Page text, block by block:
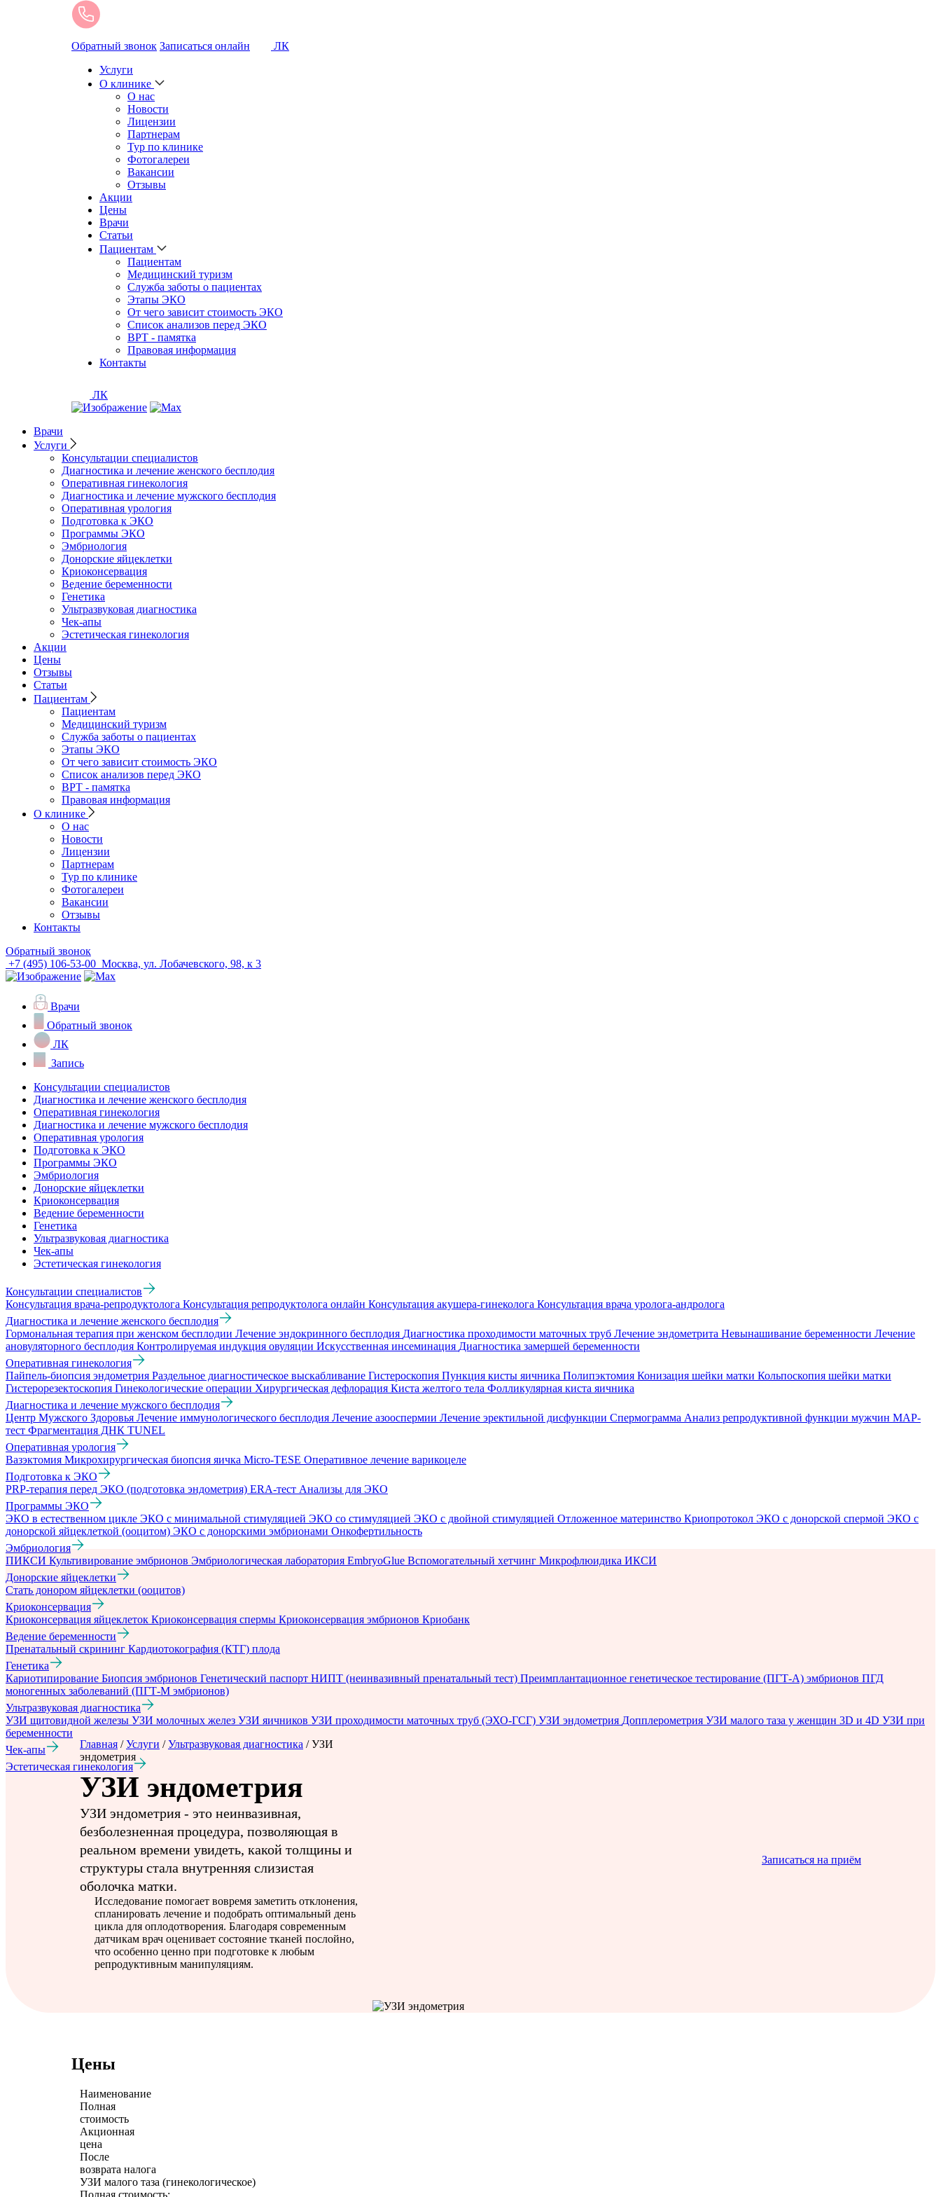
Обратный звонок Записаться онлайн
ЛК
Услуги
О клинике
О нас
Новости
Лицензии
Партнерам
Тур по клинике
Фотогалереи
Вакансии
Отзывы
Акции
Цены
Врачи
Статьи
Пациентам
Пациентам
Медицинский туризм
Служба заботы о пациентах
Этапы ЭКО
От чего зависит стоимость ЭКО
Список анализов перед ЭКО
ВРТ - памятка
Правовая информация
Контакты
ЛК
Врачи
Услуги
Консультации специалистов
Диагностика и лечение женского бесплодия
Оперативная гинекология
Диагностика и лечение мужского бесплодия
Оперативная урология
Подготовка к ЭКО
Программы ЭКО
Эмбриология
Донорские яйцеклетки
Криоконсервация
Ведение беременности
Генетика
Ультразвуковая диагностика
Чек-апы
Эстетическая гинекология
Акции
Цены
Отзывы
Статьи
Пациентам
Пациентам
Медицинский туризм
Служба заботы о пациентах
Этапы ЭКО
От чего зависит стоимость ЭКО
Список анализов перед ЭКО
ВРТ - памятка
Правовая информация
О клинике
О нас
Новости
Лицензии
Партнерам
Тур по клинике
Фотогалереи
Вакансии
Отзывы
Контакты
Обратный звонок
+7 (495) 106-53-00 Москва, ул. Лобачевского, 98, к 3
Врачи
Обратный звонок
ЛК
Запись
Консультации специалистов
Диагностика и лечение женского бесплодия
Оперативная гинекология
Диагностика и лечение мужского бесплодия
Оперативная урология
Подготовка к ЭКО
Программы ЭКО
Эмбриология
Донорские яйцеклетки
Криоконсервация
Ведение беременности
Генетика
Ультразвуковая диагностика
Чек-апы
Эстетическая гинекология
Консультации специалистов
Консультация врача-репродуктолога Консультация репродуктолога онлайн Консультация акушера-гинеколога Консультация врача уролога-андролога
Диагностика и лечение женского бесплодия
Гормональная терапия при женском бесплодии Лечение эндокринного бесплодия Диагностика проходимости маточных труб Лечение эндометрита Невынашивание беременности Лечение
ановуляторного бесплодия Контролируемая индукция овуляции Искусственная инсеминация Диагностика замершей беременности
Оперативная гинекология
Пайпель-биопсия эндометрия Раздельное диагностическое выскабливание Гистероскопия Пункция кисты яичника Полипэктомия Конизация шейки матки Кольпоскопия шейки матки
Гистерорезектоскопия Гинекологические операции Хирургическая дефлорация Киста желтого тела Фолликулярная киста яичника
Диагностика и лечение мужского бесплодия
Центр Мужского Здоровья Лечение иммунологического бесплодия Лечение азооспермии Лечение эректильной дисфункции Спермограмма Анализ репродуктивной функции мужчин МАР-
тест Фрагментация ДНК TUNEL
Оперативная урология
Вазэктомия Микрохирургическая биопсия яичка Micro-TESE Оперативное лечение варикоцеле
Подготовка к ЭКО
PRP-терапия перед ЭКО (подготовка эндометрия) ERA-тест Анализы для ЭКО
Программы ЭКО
ЭКО в естественном цикле ЭКО с минимальной стимуляцией ЭКО со стимуляцией ЭКО с двойной стимуляцией Отложенное материнство Криопротокол ЭКО с донорской спермой ЭКО с
донорской яйцеклеткой (ооцитом) ЭКО с донорскими эмбрионами Онкофертильность
Эмбриология
ПИКСИ Культивирование эмбрионов Эмбриологическая лаборатория EmbryoGlue Вспомогательный хетчинг Микрофлюидика ИКСИ
Донорские яйцеклетки
Стать донором яйцеклетки (ооцитов)
Криоконсервация
Криоконсервация яйцеклеток Криоконсервация спермы Криоконсервация эмбрионов Криобанк
Ведение беременности
Пренатальный скрининг Кардиотокография (КТГ) плода
Генетика
Кариотипирование Биопсия эмбрионов Генетический паспорт НИПТ (неинвазивный пренатальный тест) Преимплантационное генетическое тестирование (ПГТ-А) эмбрионов ПГД
моногенных заболеваний (ПГТ-М эмбрионов)
Ультразвуковая диагностика
УЗИ щитовидной железы УЗИ молочных желез УЗИ яичников УЗИ проходимости маточных труб (ЭХО-ГСГ) УЗИ эндометрия Допплерометрия УЗИ малого таза у женщин 3D и 4D УЗИ при
беременности
Чек-апы
Эстетическая гинекология
Главная /Услуги /Ультразвуковая диагностика /УЗИ
эндометрия
УЗИ эндометрия
УЗИ эндометрия - это неинвазивная,
безболезненная процедура, позволяющая в
реальном времени увидеть, какой толщины и
структуры стала внутренняя слизистая
оболочка матки.
Исследование помогает вовремя заметить отклонения,
спланировать лечение и подобрать оптимальный день
цикла для оплодотворения. Благодаря современным
датчикам врач оценивает состояние тканей послойно,
что особенно ценно при подготовке к любым
репродуктивным манипуляциям.
Записаться на приём
Цены
Наименование
Полная
стоимость
Акционная
цена
После
возврата налога
УЗИ малого таза (гинекологическое)
Полная стоимость: